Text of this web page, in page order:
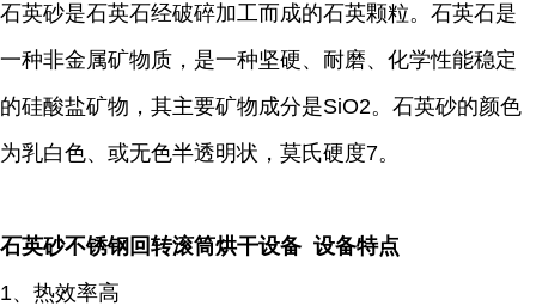
石英砂是石英石经破碎加工而成的石英颗粒。石英石是
一种非金属矿物质，是一种坚硬、耐磨、化学性能稳定
的硅酸盐矿物，其主要矿物成分是SiO2。石英砂的颜色
为乳白色、或无色半透明状，莫氏硬度7。
石英砂不锈钢回转滚筒烘干设备 设备特点
1、热效率高